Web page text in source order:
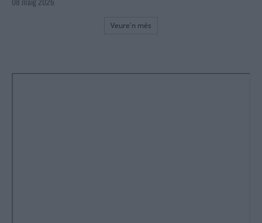
Veure'n més